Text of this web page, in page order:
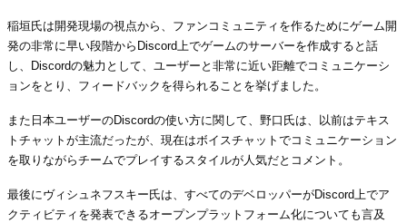
稲垣氏は開発現場の視点から、ファンコミュニティを作るためにゲーム開
発の非常に早い段階からDiscord上でゲームのサーバーを作成すると話
し、Discordの魅力として、ユーザーと非常に近い距離でコミュニケーシ
ョンをとり、フィードバックを得られることを挙げました。
また日本ユーザーのDiscordの使い方に関して、野口氏は、以前はテキス
トチャットが主流だったが、現在はボイスチャットでコミュニケーション
を取りながらチームでプレイするスタイルが人気だとコメント。
最後にヴィシュネフスキー氏は、すべてのデベロッパーがDiscord上でア
クティビティを発表できるオープンプラットフォーム化についても言及